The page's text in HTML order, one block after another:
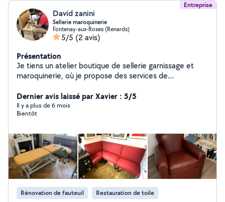
Entreprise
David zanini
Sellerie maroquinerie
Fontenay-aux-Roses (Renards)
5/5 (2 avis)
Présentation
Je tiens un atelier boutique de sellerie garnissage et
maroquinerie, où je propose des services de
(selles, chaises, fauteuil, coussins...) pour divers
domaines (auto, moto, ameublement, restauration,
médical, crèche...) et mes créations en maroquinerie
contacter via mon site "lazaninerie point fr" pour toute
demande de devis. A bientôt David
Dernier avis laissé par Xavier : 5/5
Il y a plus de 6 mois
Bientôt
Rénovation de fauteuil Restauration de toile